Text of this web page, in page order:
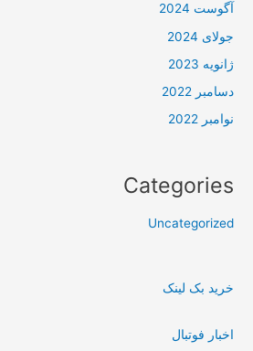
آگوست 2024
جولای 2024
ژانویه 2023
دسامبر 2022
نوامبر 2022
Categories
Uncategorized
خرید بک لینک
اخبار فوتبال